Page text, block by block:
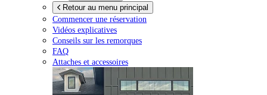
Retour au menu principal
Commencer une réservation
Vidéos explicatives
Conseils sur les remorques
FAQ
Attaches et accessoires